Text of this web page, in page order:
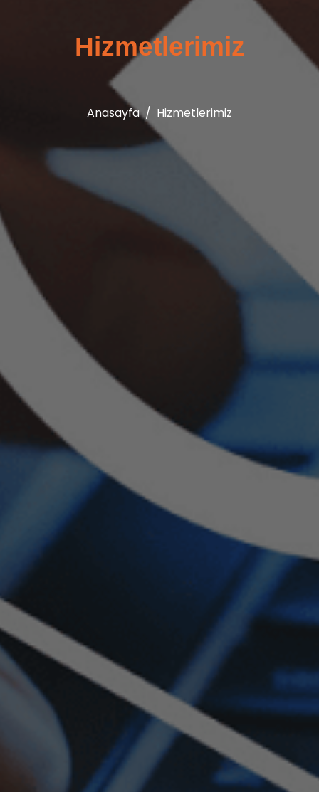
Hizmetlerimiz
Anasayfa Hizmetlerimiz